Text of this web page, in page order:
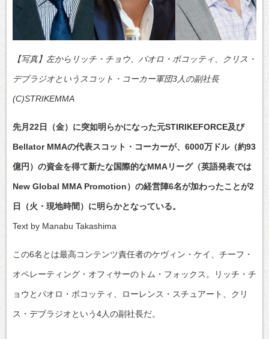
【写真】左からリッチ・チョウ、パオロ・ボコッティ、クリス・
デブラジオというスコット・コーカー軍団3人の副社長
(C)STRIKEMMA
先月22日（金）に突如明らかになった元STIRIKEFORCE及び
Bellator MMAの代表スコット・コーカーが、6000万ドル（約93
億円）の資金を得て新たな国際的なMMAリーグ（英語発表では
New Global MMA Promotion）の経営陣6名が加わったことが2
日（火・現地時間）に明らかとなっている。
Text by Manabu Takashima
この6名とは最高コンテンツ責任者のケヴィン・ケイ、チーフ・
オペレーティング・オフィサーのトム・フォックス。リッチ・チ
ョウとパオロ・ボコッティ、ローレンス・スチュアート、クリ
ス・デブラジオという4人の副社長だ。